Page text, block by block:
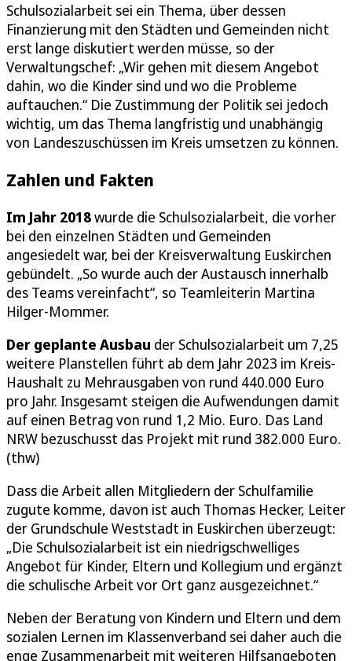
Schulsozialarbeit sei ein Thema, über dessen
Finanzierung mit den Städten und Gemeinden nicht
erst lange diskutiert werden müsse, so der
Verwaltungschef: „Wir gehen mit diesem Angebot
dahin, wo die Kinder sind und wo die Probleme
auftauchen.“ Die Zustimmung der Politik sei jedoch
wichtig, um das Thema langfristig und unabhängig
von Landeszuschüssen im Kreis umsetzen zu können.
Zahlen und Fakten
Im Jahr 2018wurde die Schulsozialarbeit, die vorher
bei den einzelnen Städten und Gemeinden
angesiedelt war, bei der Kreisverwaltung Euskirchen
gebündelt. „So wurde auch der Austausch innerhalb
des Teams vereinfacht“, so Teamleiterin Martina
Hilger-Mommer.
Der geplante Ausbau der Schulsozialarbeit um 7,25
weitere Planstellen führt ab dem Jahr 2023 im Kreis-
Haushalt zu Mehrausgaben von rund 440.000 Euro
pro Jahr. Insgesamt steigen die Aufwendungen damit
auf einen Betrag von rund 1,2 Mio. Euro. Das Land
NRW bezuschusst das Projekt mit rund 382.000 Euro.
(thw)
Dass die Arbeit allen Mitgliedern der Schulfamilie
zugute komme, davon ist auch Thomas Hecker, Leiter
der Grundschule Weststadt in Euskirchen überzeugt:
„Die Schulsozialarbeit ist ein niedrigschwelliges
Angebot für Kinder, Eltern und Kollegium und ergänzt
die schulische Arbeit vor Ort ganz ausgezeichnet.“
Neben der Beratung von Kindern und Eltern und dem
sozialen Lernen im Klassenverband sei daher auch die
enge Zusammenarbeit mit weiteren Hilfsangeboten